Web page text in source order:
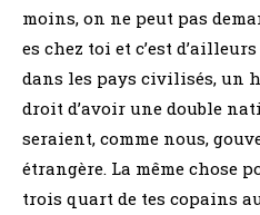
moins, on ne peut pas
es chez toi et c’est
dans les pays civilisés, un
droit d’avoir une double
seraient, comme nous,
étrangère. La même chose
trois quart de tes copains